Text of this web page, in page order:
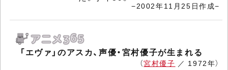
−2002年11月25日作成−
「エヴァ」のアスカ、声優・宮村優子が生まれる
（宮村優子 ／ 1972年）